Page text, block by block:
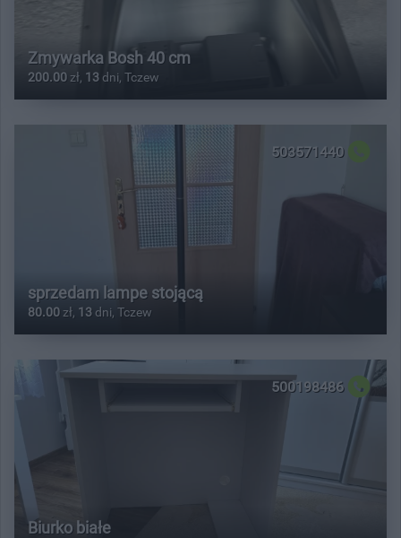
Zmywarka Bosh 40 cm
200.00 zł, 13 dni, Tczew
503571440
sprzedam lampe stojącą
80.00 zł, 13 dni, Tczew
500198486
Biurko białe